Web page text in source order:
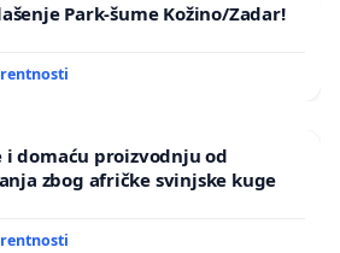
Park-šume Kožino/Zadar!
domaću proizvodnju od
zbog afričke svinjske kuge